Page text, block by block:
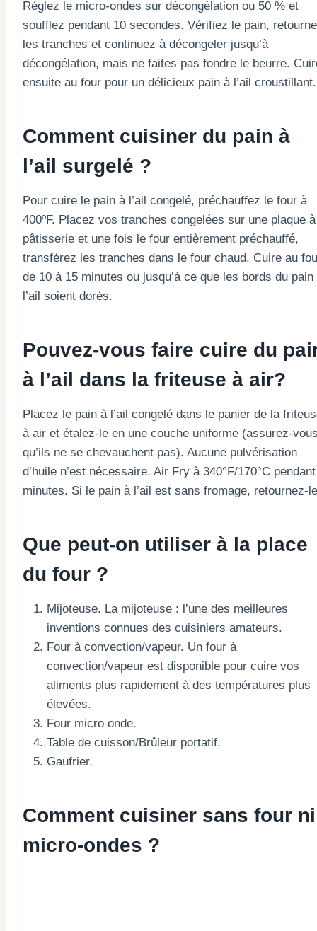
Réglez le micro-ondes sur décongélation ou 50 % et
soufflez pendant 10 secondes. Vérifiez le pain,
les tranches et continuez à décongeler jusqu’à
décongélation, mais ne faites pas fondre le beurre.
ensuite au four pour un délicieux pain à l’ail croustillant.
Comment cuisiner du pain à
l’ail surgelé ?
Pour cuire le pain à l’ail congelé, préchauffez le four à
400ºF. Placez vos tranches congelées sur une plaque à
pâtisserie et une fois le four entièrement préchauffé,
transférez les tranches dans le four chaud. Cuire au
de 10 à 15 minutes ou jusqu’à ce que les bords du pain
l’ail soient dorés.
Pouvez-vous faire cuire du
à l’ail dans la friteuse à air?
Placez le pain à l’ail congelé dans le panier de la
à air et étalez-le en une couche uniforme (assurez-
qu’ils ne se chevauchent pas). Aucune pulvérisation
d’huile n’est nécessaire. Air Fry à 340°F/170°C
minutes. Si le pain à l’ail est sans fromage, retournez-
Que peut-on utiliser à la place
du four ?
Mijoteuse. La mijoteuse : l’une des meilleures
inventions connues des cuisiniers amateurs.
Four à convection/vapeur. Un four à
convection/vapeur est disponible pour cuire vos
aliments plus rapidement à des températures plus
élevées.
Four micro onde.
Table de cuisson/Brûleur portatif.
Gaufrier.
Comment cuisiner sans four ni
micro-ondes ?